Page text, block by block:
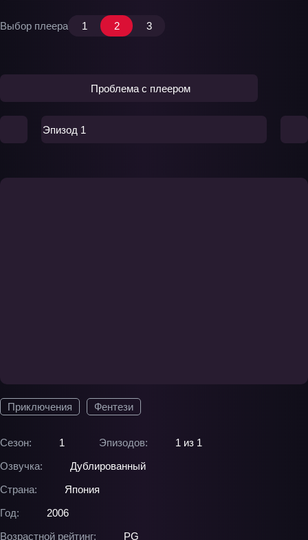
Приключения Фентези
Сезон: 1 Эпизодов:
1 из 1
Озвучка:
Дублированный
Страна:
Япония
Год:
2006
Возрастной рейтинг:
PG
Выбор плеера 1 2 3
Проблема с плеером
Эпизод 1